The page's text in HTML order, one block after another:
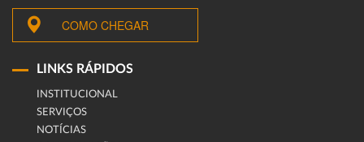
COMO CHEGAR
LINKS RÁPIDOS
INSTITUCIONAL
SERVIÇOS
NOTÍCIAS